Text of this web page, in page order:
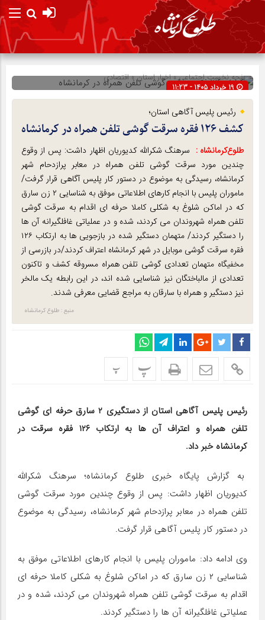
صفحه نخستاجتماعی»اخبار استان»اقتصادی
19 خرداد 1405 - 11:23
شناسه : 302906
رئیس پلیس آگاهی استان؛
کشف ۱۲۶ فقره سرقت گوشی تلفن همراه در کرمانشاه
طلوع‌‌کرمانشاه : سرهنگ شکرالله کدیوریان اظهار داشت: پس از وقوع
چندین مورد سرقت گوشی تلفن همراه در معابر پرازدحام شهر
کرمانشاه، رسیدگی به موضوع در دستور کار پلیس آگاهی قرار گرفت/
ماموران پلیس با انجام کارهای اطلاعاتی موفق به شناسایی ۲ زن سارق
که در اماکن شلوغ به شکلی کاملا حرفه ای اقدام به سرقت گوشی
تلفن همراه شهروندان می کردند، شده و در عملیاتی غافلگیرانه آن ها
را دستگیر کردند/ متهمان دستگیر شده در بازجویی ها به ارتکاب ۱۲۶
فقره سرقت گوشی موبایل در شهر کرمانشاه اعتراف کردند/در بازرسی از
مخفیگاه متهمان تعدادی گوشی تلفن همراه مسروقه کشف و تاکنون
تعدادی از مالباختگان نیز شناسایی شده اند، در این رابطه یک مالخر
نیز دستگیر و همراه با سارقان به مراجع قضایی معرفی شدند.
منبع : طلوع کرمانشاه
پ پ
رئیس پلیس آگاهی استان از دستگیری ۲ سارق حرفه ای گوشی
تلفن همراه و اعتراف آن ها به ارتکاب ۱۲۶ فقره سرقت در
کرمانشاه خبر داد.
به گزارش پایگاه خبری طلوع کرمانشاه؛ سرهنگ شکرالله
کدیوریان اظهار داشت: پس از وقوع چندین مورد سرقت گوشی
تلفن همراه در معابر پرازدحام شهر کرمانشاه، رسیدگی به موضوع
در دستور کار پلیس آگاهی قرار گرفت.
وی ادامه داد: ماموران پلیس با انجام کارهای اطلاعاتی موفق به
شناسایی ۲ زن سارق که در اماکن شلوغ به شکلی کاملا حرفه ای
اقدام به سرقت گوشی تلفن همراه شهروندان می کردند، شده و در
عملیاتی غافلگیرانه آن ها را دستگیر کردند.